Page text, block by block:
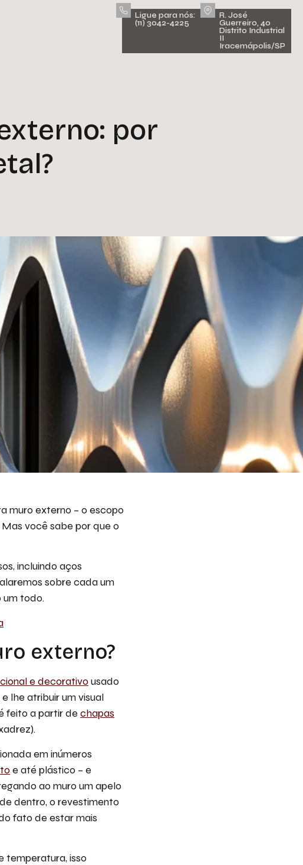
Ligue para nós:
(11) 3042-4225
R. José
Guerreiro, 40
Distrito Industrial
II
Iracemápolis/SP
por
muro externo – o escopo
você sabe por que o
incluindo aços
sobre cada um
um todo.
externo?
e decorativousado
lhe atribuir um visual
feito a partir de chapas
em inúmeros
e até plástico – e
ao muro um apelo
dentro, o revestimento
fato de estar mais
temperatura, isso